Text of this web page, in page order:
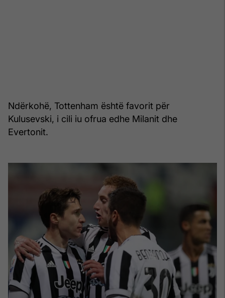
Ndërkohë, Tottenham është favorit për
Kulusevski, i cili iu ofrua edhe Milanit dhe
Evertonit.